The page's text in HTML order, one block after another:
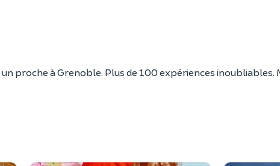
proche à Grenoble. Plus de 100 expériences